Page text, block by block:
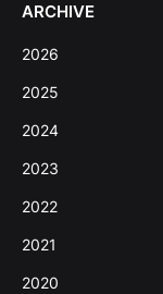
ARCHIVE
2026
2025
2024
2023
2022
2021
2020